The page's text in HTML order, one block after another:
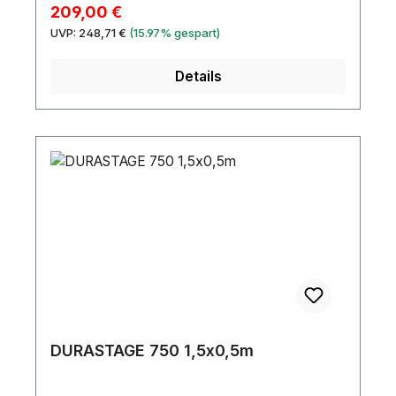
60 cmGewicht:11,90 kg
Verkaufspreis:
209,00 €
UVP: Regulärer Preis:
248,71 € (15.97% gespart)
Details
DURASTAGE 750 1,5x0,5m